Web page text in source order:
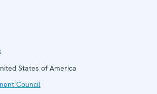
States of America
Council